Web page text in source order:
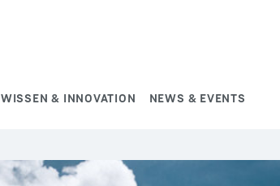
WISSEN & INNOVATION NEWS & EVENTS